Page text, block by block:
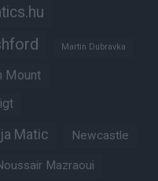
Martin Dubravka
Mount
Matic Newcastle
Mazraoui